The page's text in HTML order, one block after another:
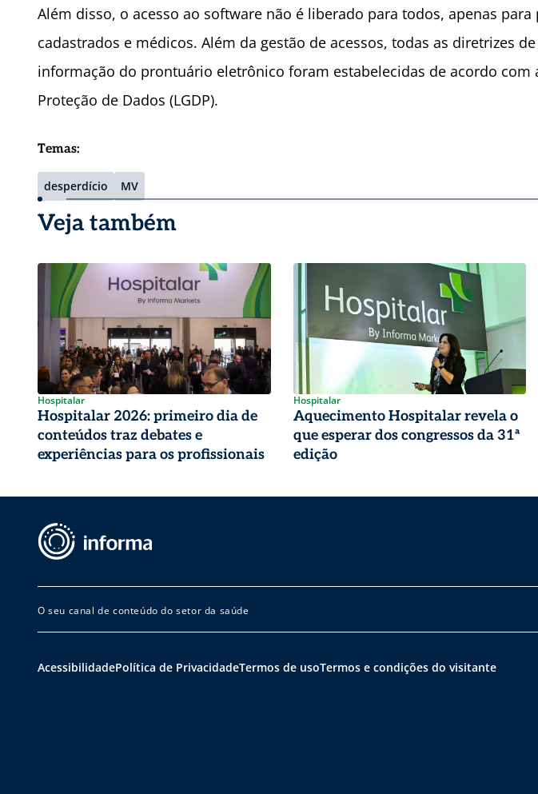
Além disso, o acesso ao software não é liberado para todos, apenas
cadastrados e médicos. Além da gestão de acessos, todas as diretrizes
informação do prontuário eletrônico foram estabelecidas de acordo com
Proteção de Dados (LGDP).
Temas:
desperdício MV
Veja também
Hospitalar
Hospitalar 2026: primeiro dia de
conteúdos traz debates e
experiências para os profissionais
Hospitalar
Aquecimento Hospitalar revela o
que esperar dos congressos da 31ª
edição
O seu canal de conteúdo do setor da saúde
AcessibilidadePolítica de PrivacidadeTermos de usoTermos e condições do visitante